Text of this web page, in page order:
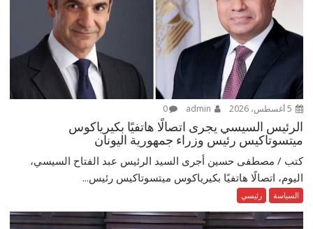
0
الرئيس السيسي يجرى اتصالًا هاتفيًا بكيرياكوس
ميتسوتاكيس رئيس وزراء جمهورية اليونان
كتب / مصطفى حسين أجرى السيد الرئيس عبد الفتاح السيسي،
اليوم، اتصالًا هاتفيًا بكيرياكوس ميتسوتاكيس رئيس...
السياسة رئيسي